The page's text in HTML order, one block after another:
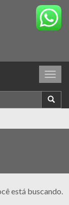
está buscando.